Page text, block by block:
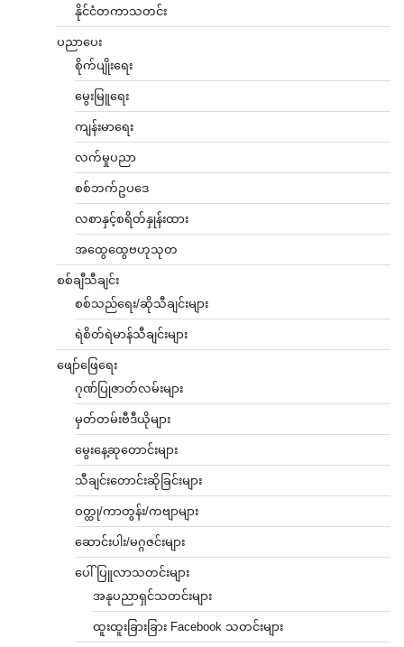
နိုင်ငံတကာသတင်း
ပညာပေး
စိုက်ပျိုးရေး
မွေးမြူရေး
ကျန်းမာရေး
လက်မှုပညာ
စစ်ဘက်ဥပဒေ
လစာနှင့်စရိတ်နှုန်းထား
အထွေထွေဗဟုသုတ
စစ်ချီသီချင်း
စစ်သည်ရေး/ဆိုသီချင်းများ
ရဲစိတ်ရဲမာန်သီချင်းများ
ဖျော်ဖြေရေး
ဂုဏ်ပြုဇာတ်လမ်းများ
မှတ်တမ်းဗီဒီယိုများ
မွေးနေ့ဆုတောင်းများ
သီချင်းတောင်းဆိုခြင်းများ
ဝတ္ထု/ကာတွန်း/ကဗျာများ
ဆောင်းပါး/မဂ္ဂဇင်းများ
ပေါ်ပြူလာသတင်းများ
အနုပညာရှင်သတင်းများ
ထူးထူးခြားခြား Facebook သတင်းများ